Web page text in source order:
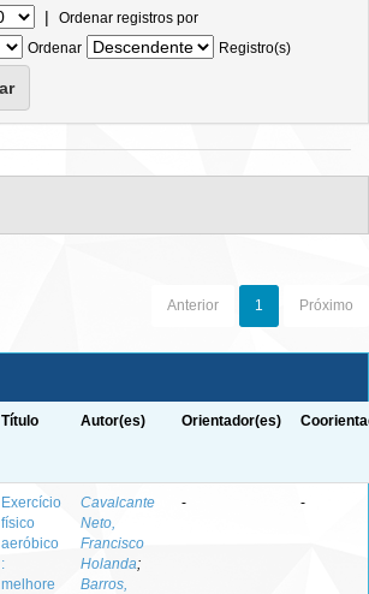
| Ordenar registros por
Ordenar
Registro(s)
Anterior 1 Próximo
Título Autor(es) Orientador(es)
Exercício
físico
aeróbico
:
melhore
Cavalcante
Neto,
Francisco
Holanda;
Barros,
- -